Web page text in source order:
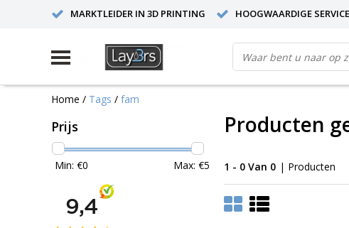
MARKTLEIDER IN 3D PRINTING HOOGWAARDIGE
Home / Tags / fam
Prijs
Min: €0 Max: €5
Producten
1 - 0 Van 0 | Producten